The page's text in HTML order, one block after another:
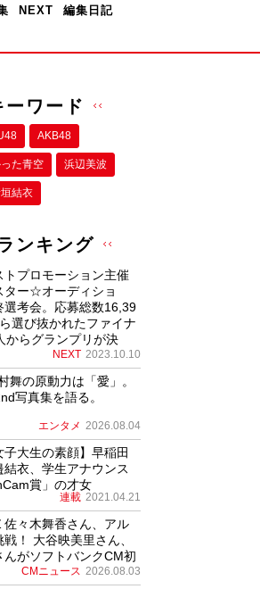
NEXT 編集日記
ーワード
AKB48
た⻘空 浜辺美波
結衣
ンキング
トプロモーション主催
ター☆オーディショ
選考会。応募総数16,39
選び抜かれたファイナ
からグランプリが決
NEXT 2023.10.10
舞の原動力は「愛」。
写真集を語る。
エンタメ 2026.08.04
子大生の素顔】早稲田
結衣、学生アナウンス
賞」の才女
連載 2021.04.21
佐々木舞香さん、アル
！ 大谷映美里さん、
んがソフトバンクCM初
CMニュース 2026.08.03